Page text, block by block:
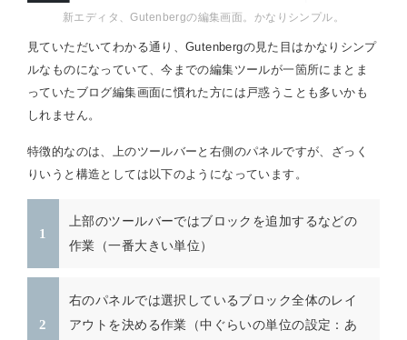
新エディタ、Gutenbergの編集画面。かなりシンプル。
見ていただいてわかる通り、Gutenbergの見た目はかなりシンプ
ルなものになっていて、今までの編集ツールが一箇所にまとま
っていたブログ編集画面に慣れた方には戸惑うことも多いかも
しれません。
特徴的なのは、上のツールバーと右側のパネルですが、ざっく
りいうと構造としては以下のようになっています。
上部のツールバーではブロックを追加するなどの
作業（一番大きい単位）
右のパネルでは選択しているブロック全体のレイ
アウトを決める作業（中ぐらいの単位の設定：あ